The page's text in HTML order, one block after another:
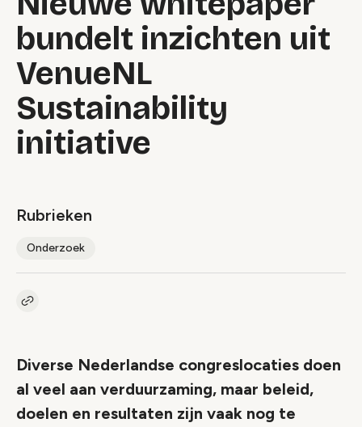
bundelt inzichten uit
VenueNL
Sustainability
initiative
Rubrieken
Onderzoek
Kopieer link naar artikel
Diverse Nederlandse congreslocaties doen
al veel aan verduurzaming, maar beleid,
doelen en resultaten zijn vaak nog te